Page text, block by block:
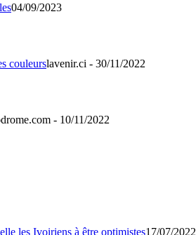
04/09/2023
lavenir.ci - 30/11/2022
- 10/11/2022
17/07/2022